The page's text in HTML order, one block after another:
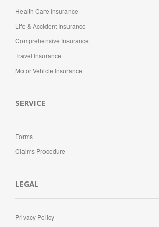
Health Care Insurance
Life & Accident Insurance
Comprehensive Insurance
Travel Insurance
Motor Vehicle Insurance
SERVICE
Forms
Claims Procedure
LEGAL
Privacy Policy